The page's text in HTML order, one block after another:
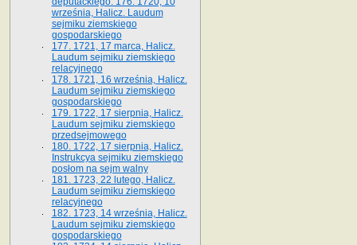
września, Halicz. Laudum
sejmiku ziemskiego
gospodarskiego
177. 1721, 17 marca, Halicz.
Laudum sejmiku ziemskiego
relacyjnego
178. 1721, 16 września, Halicz.
Laudum sejmiku ziemskiego
gospodarskiego
179. 1722, 17 sierpnia, Halicz.
Laudum sejmiku ziemskiego
przedsejmowego
180. 1722, 17 sierpnia, Halicz.
Instrukcya sejmiku ziemskiego
posłom na sejm walny
181. 1723, 22 lutego, Halicz.
Laudum sejmiku ziemskiego
relacyjnego
182. 1723, 14 września, Halicz.
Laudum sejmiku ziemskiego
gospodarskiego